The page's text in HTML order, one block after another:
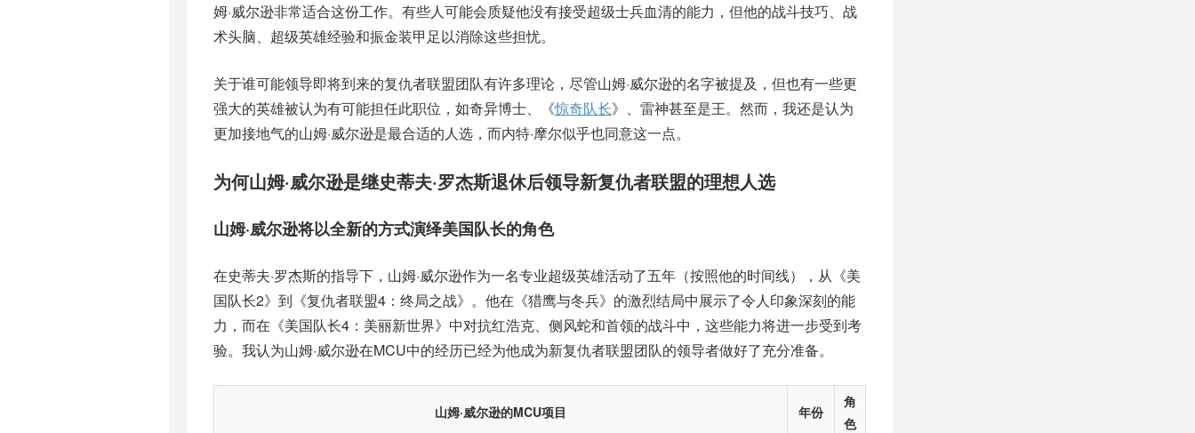
姆·威尔逊非常适合这份工作。有些人可能会质疑他没有接受超级士兵血清的能力，但他的战斗技巧、战
术头脑、超级英雄经验和振金装甲足以消除这些担忧。
关于谁可能领导即将到来的复仇者联盟团队有许多理论，尽管山姆·威尔逊的名字被提及，但也有一些更
强大的英雄被认为有可能担任此职位，如奇异博士、《惊奇队长》、雷神甚至是王。然而，我还是认为
更加接地气的山姆·威尔逊是最合适的人选，而内特·摩尔似乎也同意这一点。
为何山姆·威尔逊是继史蒂夫·罗杰斯退休后领导新复仇者联盟的理想人选
山姆·威尔逊将以全新的方式演绎美国队长的角色
在史蒂夫·罗杰斯的指导下，山姆·威尔逊作为一名专业超级英雄活动了五年（按照他的时间线），从《美
国队长2》到《复仇者联盟4：终局之战》。他在《猎鹰与冬兵》的激烈结局中展示了令人印象深刻的能
力，而在《美国队长4：美丽新世界》中对抗红浩克、侧风蛇和首领的战斗中，这些能力将进一步受到考
验。我认为山姆·威尔逊在MCU中的经历已经为他成为新复仇者联盟团队的领导者做好了充分准备。
山姆·威尔逊的MCU项目 年份
角
色